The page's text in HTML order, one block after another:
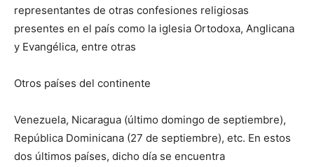
representantes de otras confesiones religiosas
presentes en el país como la iglesia Ortodoxa, Anglicana
y Evangélica, entre otras
Otros países del continente
Venezuela, Nicaragua (último domingo de septiembre),
República Dominicana (27 de septiembre), etc. En estos
dos últimos países, dicho día se encuentra